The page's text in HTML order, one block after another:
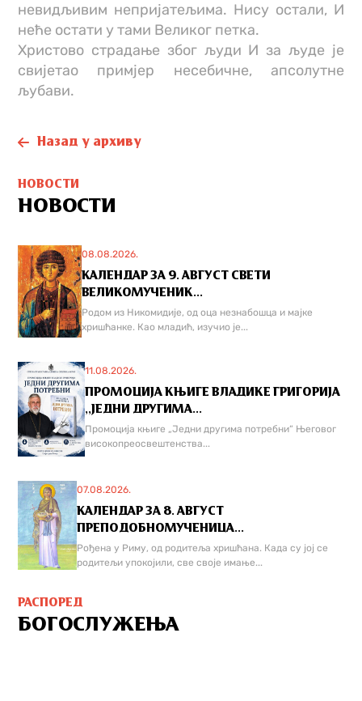
невидљивим непријатељима. Нису остали, И
неће остати у тами Великог петка.
Христово страдање због људи И за људе је
свијетао примјер несебичне, апсолутне
љубави.
Назад у архиву
НОВОСТИ
НОВОСТИ
08.08.2026.
КАЛЕНДАР ЗА 9. АВГУСТ СВЕТИ
ВЕЛИКОМУЧЕНИК...
Родом из Никомидије, од оца незнабошца и мајке
хришћанке. Као младић, изучио је...
11.08.2026.
ПРОМОЦИЈА КЊИГЕ ВЛАДИКЕ ГРИГОРИЈА
,,ЈЕДНИ ДРУГИМА...
Промоција књиге „Једни другима потребни“ Његовог
високопреосвештенства...
07.08.2026.
КАЛЕНДАР ЗА 8. АВГУСТ
ПРЕПОДОБНОМУЧЕНИЦА...
Рођена у Риму, од родитеља хришћана. Када су јој се
родитељи упокојили, све своје имање...
РАСПОРЕД
БОГОСЛУЖЕЊА